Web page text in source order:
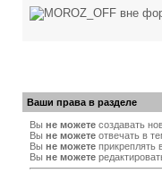
Ваши права в разделе
Вы не можете создавать
Вы не можете отвечать в
Вы не можете прикреплять
Вы не можете